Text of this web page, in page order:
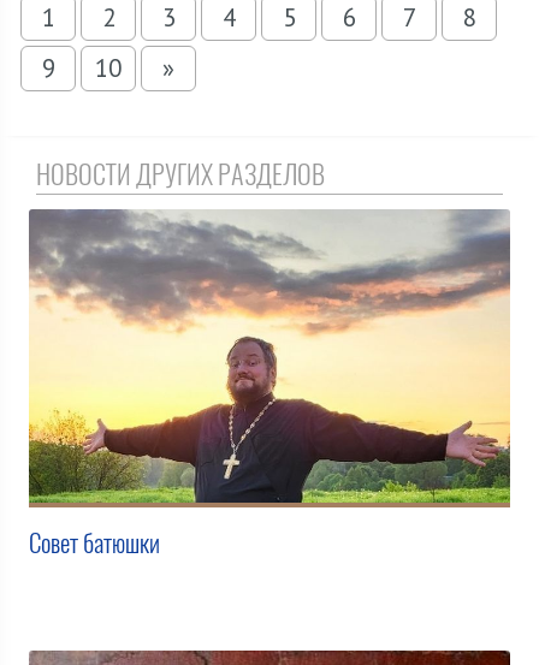
1 2 3 4 5 6 7
8
9
10 »
НОВОСТИ ДРУГИХ РАЗДЕЛОВ
Совет батюшки